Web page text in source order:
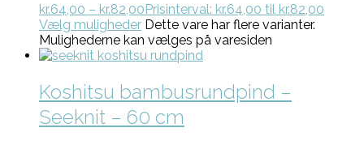
kr.64,00 – kr.82,00Prisinterval: kr.64,00 til kr.82,00
Vælg muligheder Dette vare har flere varianter.
Mulighederne kan vælges på varesiden
Koshitsu bambusrundpind –
Seeknit – 60 cm